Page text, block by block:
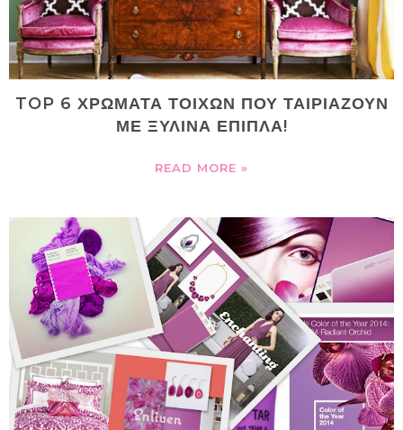
TOP 6 ΧΡΩΜΑΤΑ ΤΟΙΧΩΝ ΠΟΥ ΤΑΙΡΙΑΖΟΥΝ
ΜΕ ΞΥΛΙΝΑ ΕΠΙΠΛΑ!
READ MORE »